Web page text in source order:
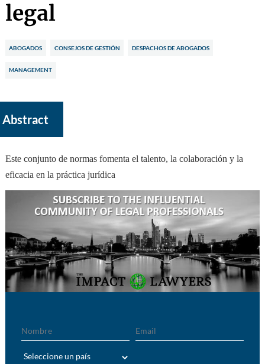
legal
ABOGADOS CONSEJOS DE GESTIÓN DESPACHOS DE ABOGADOS
MANAGEMENT
Abstract
Este conjunto de normas fomenta el talento, la colaboración y la
eficacia en la práctica jurídica